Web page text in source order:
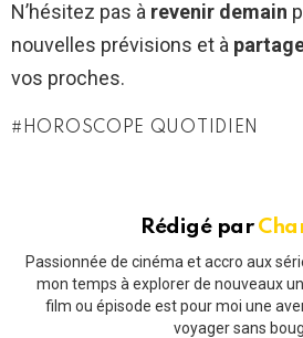
N’hésitez pas à revenir demain
nouvelles prévisions et à
vos proches.
HOROSCOPE QUOTIDIEN
Rédigé par
Passionnée de cinéma et accro aux
mon temps à explorer de nouveaux
film ou épisode est pour moi une
voyager sans